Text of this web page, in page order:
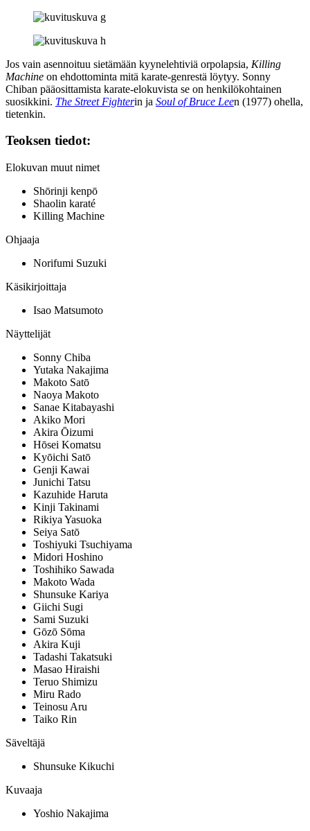
Jos vain asennoituu sietämään kyynelehtiviä orpolapsia, Killing
Machine on ehdottominta mitä karate-genrestä löytyy. Sonny
Chiban pääosittamista karate-elokuvista se on henkilökohtainen
suosikkini. The Street Fighterin ja Soul of Bruce Leen (1977) ohella,
tietenkin.
Teoksen tiedot:
Elokuvan muut nimet
Shōrinji kenpō
Shaolin karaté
Killing Machine
Ohjaaja
Norifumi Suzuki
Käsikirjoittaja
Isao Matsumoto
Näyttelijät
Sonny Chiba
Yutaka Nakajima
Makoto Satō
Naoya Makoto
Sanae Kitabayashi
Akiko Mori
Akira Ōizumi
Hōsei Komatsu
Kyōichi Satō
Genji Kawai
Junichi Tatsu
Kazuhide Haruta
Kinji Takinami
Rikiya Yasuoka
Seiya Satō
Toshiyuki Tsuchiyama
Midori Hoshino
Toshihiko Sawada
Makoto Wada
Shunsuke Kariya
Giichi Sugi
Sami Suzuki
Gōzō Sōma
Akira Kuji
Tadashi Takatsuki
Masao Hiraishi
Teruo Shimizu
Miru Rado
Teinosu Aru
Taiko Rin
Säveltäjä
Shunsuke Kikuchi
Kuvaaja
Yoshio Nakajima